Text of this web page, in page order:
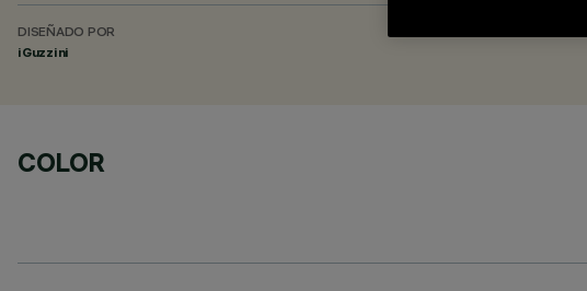
DISEÑADO POR
iGuzzini
COLOR